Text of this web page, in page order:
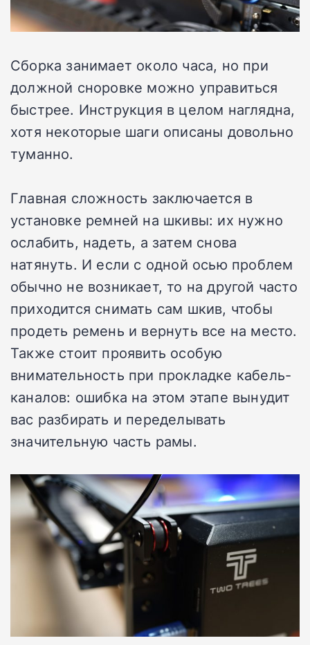
Сборка занимает около часа, но при
должной сноровке можно управиться
быстрее. Инструкция в целом наглядна,
хотя некоторые шаги описаны довольно
туманно.
Главная сложность заключается в
установке ремней на шкивы: их нужно
ослабить, надеть, а затем снова
натянуть. И если с одной осью проблем
обычно не возникает, то на другой часто
приходится снимать сам шкив, чтобы
продеть ремень и вернуть все на место.
Также стоит проявить особую
внимательность при прокладке кабель-
каналов: ошибка на этом этапе вынудит
вас разбирать и переделывать
значительную часть рамы.